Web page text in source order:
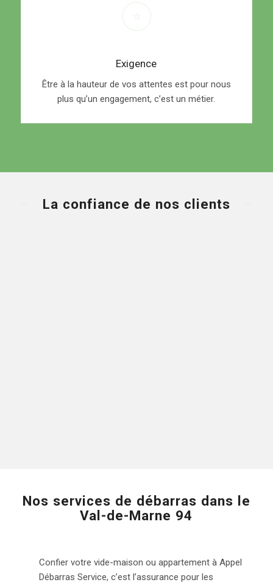
Exigence
Être à la hauteur de vos attentes est pour nous
plus qu’un engagement, c’est un métier.
La confiance de nos clients
Nos services de débarras dans le
Val-de-Marne 94
Confier votre vide-maison ou appartement à Appel
Débarras Service, c’est l’assurance pour les